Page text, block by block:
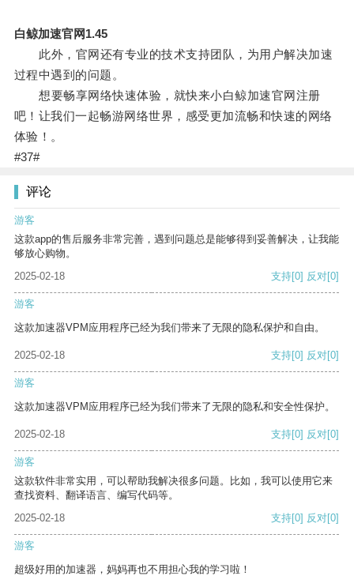
白鲸加速官网1.45
此外，官网还有专业的技术支持团队，为用户解决加速
过程中遇到的问题。
想要畅享网络快速体验，就快来小白鲸加速官网注册
吧！让我们一起畅游网络世界，感受更加流畅和快速的网络
体验！。
#37#
评论
游客
这款app的售后服务非常完善，遇到问题总是能够得到妥善解决，让我能
够放心购物。
2025-02-18
支持[0] 反对[0]
游客
这款加速器VPM应用程序已经为我们带来了无限的隐私保护和自由。
2025-02-18 支持[0] 反对[0]
游客
这款加速器VPM应用程序已经为我们带来了无限的隐私和安全性保护。
2025-02-18 支持[0] 反对[0]
游客
这款软件非常实用，可以帮助我解决很多问题。比如，我可以使用它来
查找资料、翻译语言、编写代码等。
2025-02-18
支持[0] 反对[0]
游客
超级好用的加速器，妈妈再也不用担心我的学习啦！